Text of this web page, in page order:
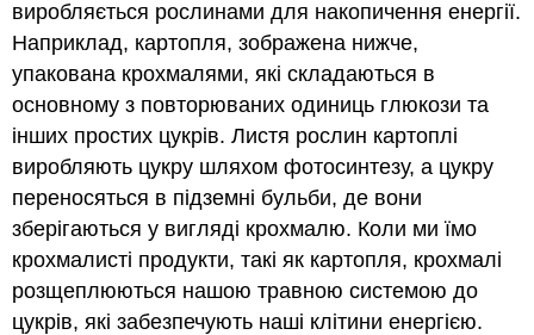
виробляється рослинами для накопичення енергії.
Наприклад, картопля, зображена нижче,
упакована крохмалями, які складаються в
основному з повторюваних одиниць глюкози та
інших простих цукрів. Листя рослин картоплі
виробляють цукру шляхом фотосинтезу, а цукру
переносяться в підземні бульби, де вони
зберігаються у вигляді крохмалю. Коли ми їмо
крохмалисті продукти, такі як картопля, крохмалі
розщеплюються нашою травною системою до
цукрів, які забезпечують наші клітини енергією.